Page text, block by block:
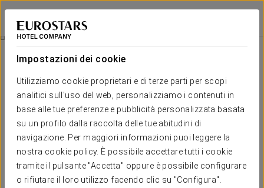
Impostazioni dei cookie
Utilizziamo cookie proprietari e di terze parti per scopi
analitici sull'uso del web, personalizziamo i contenuti in
base alle tue preferenze e pubblicità personalizzata basata
su un profilo dalla raccolta delle tue abitudini di
navigazione. Per maggiori informazioni puoi leggere la
nostra cookie policy. È possibile accettare tutti i cookie
tramite il pulsante "Accetta" oppure è possibile configurare
o rifiutare il loro utilizzo facendo clic su "Configura".
Eurostars uHotel
LUBIANA
L'ora Del Tè
15€